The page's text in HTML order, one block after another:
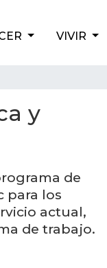
VIVIR
y
de
para los
actual,
de trabajo.